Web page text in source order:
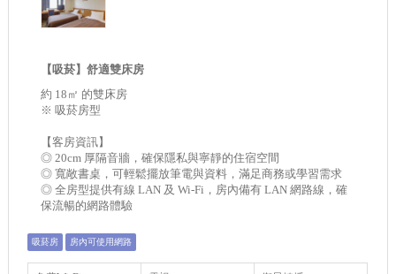
【吸菸】舒適雙床房
約 18㎡ 的雙床房
※ 吸菸房型
【客房資訊】
◎ 20cm 厚隔音牆，確保隱私與寧靜的住宿空間
◎ 寬敞書桌，可輕鬆擺放筆電與資料，滿足商務或學習需求
◎ 全房型提供有線 LAN 及 Wi-Fi，房內備有 LAN 網路線，確
保流暢的網路體驗
吸菸房 房內可使用網路